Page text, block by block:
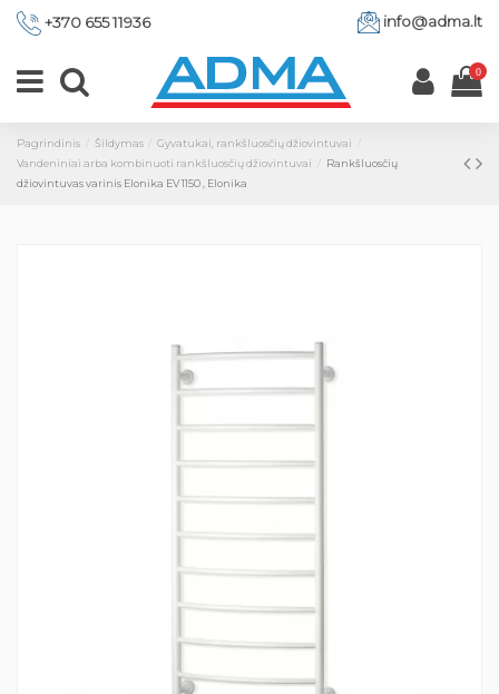
+370 655 11936 info@adma.lt
0
Pagrindinis Šildymas
Gyvatukai, rankšluosčių džiovintuvai
Vandeniniai arba kombinuoti rankšluosčių džiovintuvai
Rankšluosčių
džiovintuvas varinis Elonika EV 1150 , Elonika